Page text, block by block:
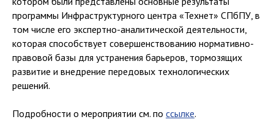
программы Инфраструктурного центра «Технет» СПбПУ, в
том числе его экспертно-аналитической деятельности,
которая способствует совершенствованию нормативно-
правовой базы для устранения барьеров, тормозящих
развитие и внедрение передовых технологических
решений.
Подробности о мероприятии см. по ссылке.